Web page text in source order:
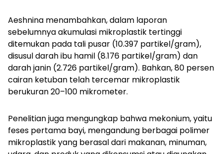
Aeshnina menambahkan, dalam laporan
sebelumnya akumulasi mikroplastik tertinggi
ditemukan pada tali pusar (10.397 partikel/gram),
disusul darah ibu hamil (8.176 partikel/gram) dan
darah janin (2.726 partikel/gram). Bahkan, 80 persen
cairan ketuban telah tercemar mikroplastik
berukuran 20–100 mikrometer.
Penelitian juga mengungkap bahwa mekonium, yaitu
feses pertama bayi, mengandung berbagai polimer
mikroplastik yang berasal dari makanan, minuman,